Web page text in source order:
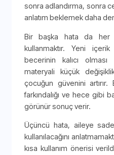
sonra adlandırma, sonra
anlatım beklemek daha
Bir başka hata da her
kullanmaktır. Yeni
becerinin kalıcı
materyali küçük
çocuğun güvenini
farkındalığı ve hece gibi
görünür sonuç verir.
Üçüncü hata, aileye
kullanılacağını
kısa kullanım önerisi